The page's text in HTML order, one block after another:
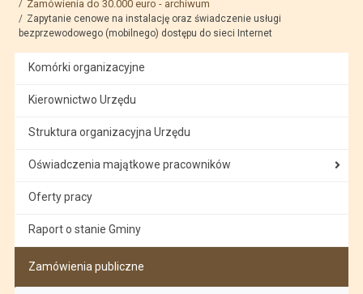
Zamówienia do 30.000 euro - archiwum
Zapytanie cenowe na instalację oraz świadczenie usługi
bezprzewodowego (mobilnego) dostępu do sieci Internet
Komórki organizacyjne
Kierownictwo Urzędu
Struktura organizacyjna Urzędu
Oświadczenia majątkowe pracowników
Oferty pracy
Raport o stanie Gminy
Zamówienia publiczne